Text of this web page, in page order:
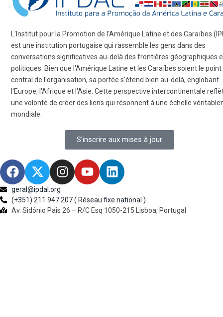
L'Institut pour la Promotion de l'Amérique Latine et des Caraïbes
est une institution portugaise qui rassemble les gens dans des
conversations significatives au-delà des frontières géographiques
politiques. Bien que l'Amérique Latine et les Caraïbes soient le point
central de l'organisation, sa portée s'étend bien au-delà, englobant
l'Europe, l'Afrique et l'Asie. Cette perspective intercontinentale
une volonté de créer des liens qui résonnent à une échelle
mondiale.
S'inscrire aux mises à jour
geral@ipdal.org
(+351) 211 947 207 ( Réseau fixe national )
Av. Sidónio Pais 26 – R/C Esq 1050-215 Lisboa, Portugal